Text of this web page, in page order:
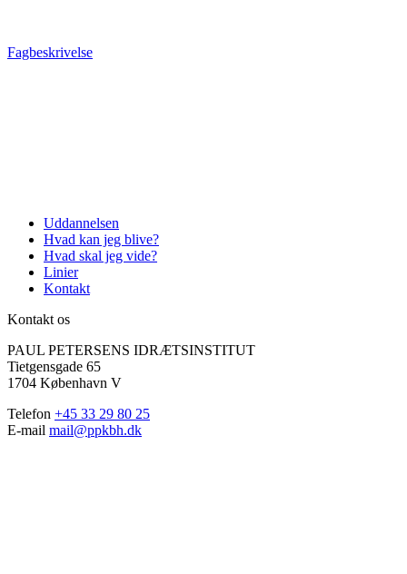
Fagbeskrivelse
Uddannelsen
Hvad kan jeg blive?
Hvad skal jeg vide?
Linier
Kontakt
Kontakt os
PAUL PETERSENS IDRÆTSINSTITUT
Tietgensgade 65
1704 København V
Telefon +45 33 29 80 25
E-mail mail@ppkbh.dk